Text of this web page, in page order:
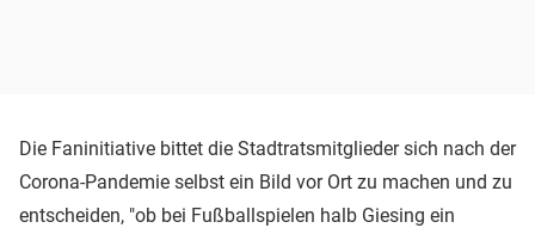
Die Faninitiative bittet die Stadtratsmitglieder sich nach der
Corona-Pandemie selbst ein Bild vor Ort zu machen und zu
entscheiden, "ob bei Fußballspielen halb Giesing ein